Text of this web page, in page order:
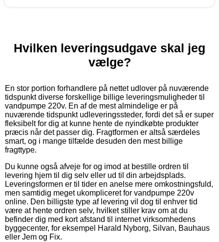
Hvilken leveringsudgave skal jeg
vælge?
En stor portion forhandlere på nettet udlover på nuværende
tidspunkt diverse forskellige billige leveringsmuligheder til
vandpumpe 220v. En af de mest almindelige er på
nuværende tidspunkt udleveringssteder, fordi det så er super
fleksibelt for dig at kunne hente de nyindkøbte produkter
præcis når det passer dig. Fragtformen er altså særdeles
smart, og i mange tilfælde desuden den mest billige
fragttype.
Du kunne også afveje for og imod at bestille ordren til
levering hjem til dig selv eller ud til din arbejdsplads.
Leveringsformen er til tider en anelse mere omkostningsfuld,
men samtidig meget ukompliceret for vandpumpe 220v
online. Den billigste type af levering vil dog til enhver tid
være at hente ordren selv, hvilket stiller krav om at du
befinder dig med kort afstand til internet virksomhedens
byggecenter, for eksempel Harald Nyborg, Silvan, Bauhaus
eller Jem og Fix.